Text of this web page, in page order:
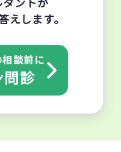
えします。
談前に
問診